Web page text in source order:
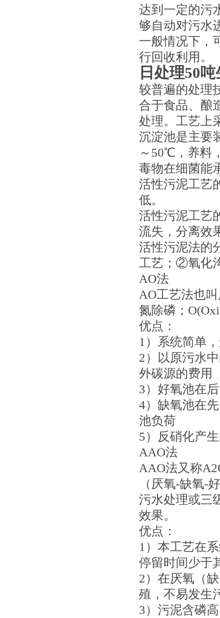
达到一定的污
够自动对污水
一般情况下，
行回收利用。
日处理50
较普遍的处理
合于食品、酿
处理。工艺上
沉淀池是主要
～50℃，养料
毒物在细菌能
活性污泥工艺
低。
活性污泥工艺
流失，分离效
活性污泥法的
工艺；②氧化
AO法
AO工艺法也
氮除磷；
优点：
1）系统简单
2）以原污水
外碳源的费用
3）好氧池在
4）缺氧池在
池负荷
5）反硝化产
AAO法
AAO法又称
（厌氧-缺氧-
污水处理或三
效果。
优点：
1）本工艺在
停留时间少于
2）在厌氧（
殖，不易发生
3）污泥含磷